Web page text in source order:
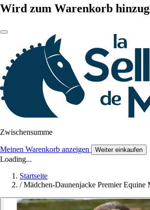
Wird zum Warenkorb
Zwischensumme
Meinen Warenkorb anzeigen Weiter einkaufen
Loading...
Startseite
/ Mädchen-Daunenjacke Premier Equine